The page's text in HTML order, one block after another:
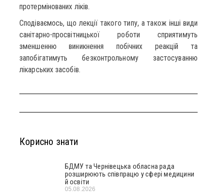
протермінованих ліків.
Сподіваємось, що лекції такого типу, а також інші види
санітарно-просвітницької роботи сприятимуть
зменшенню виникнення побічних реакцій та
запобігатимуть безконтрольному застосуванню
лікарських засобів.
Корисно знати
БДМУ та Чернівецька обласна рада
розширюють співпрацю у сфері медицини
й освіти
05.08.2026